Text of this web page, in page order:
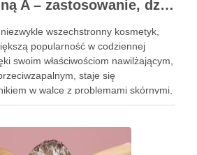
Maść z witaminą A – zastosowanie, działanie i bezpieczeństwo stosowania
wszechstronny kosmetyk,
popularność w codziennej
swoim właściwościom nawilżającym,
staje się
w walce z problemami skórnymi,
czy podrażnienia. Jej działanie